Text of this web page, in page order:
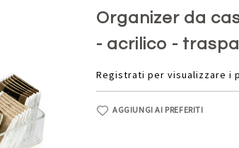
Organizer da
- acrilico -
Registrati per visualizzare i
AGGIUNGI AI PREFERITI